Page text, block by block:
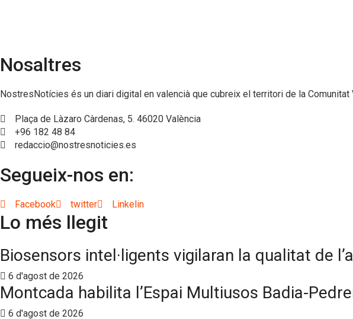
Nosaltres
NostresNotícies és un diari digital en valencià que cubreix el territori de la Comunitat
Plaça de Làzaro Càrdenas, 5. 46020 València
+96 182 48 84
redaccio@nostresnoticies.es
Segueix-nos en:
Facebook twitter Linkelin
Lo més llegit
Biosensors intel·ligents vigilaran la qualitat de
6 d'agost de 2026
Montcada habilita l’Espai Multiusos Badia-
6 d'agost de 2026